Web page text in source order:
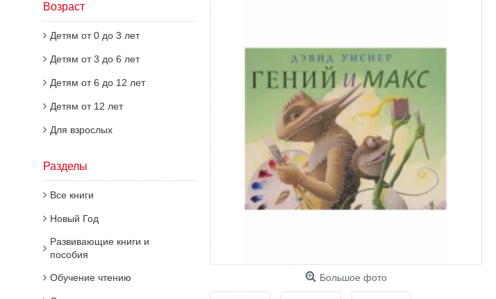
Возраст
Детям от 0 до 3 лет
Детям от 3 до 6 лет
Детям от 6 до 12 лет
Детям от 12 лет
Для взрослых
Разделы
Все книги
Новый Год
Развивающие книги и
пособия
Обучение чтению Большое фото